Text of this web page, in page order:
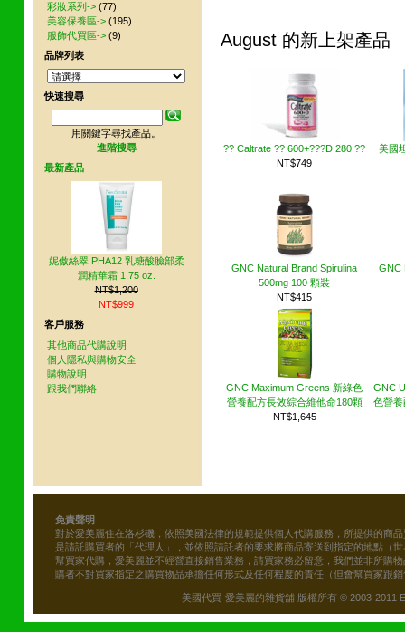
August 的新上架產品
?? Caltrate ?? 600+???D 280 ??
NT$749
美國
GNC Natural Brand Spirulina
500mg 100 顆裝
NT$415
GNC
GNC Maximum Greens 新綠色
營養配方長效綜合維他命180顆
NT$1,645
GNC
色營
彩妝系列-> (77)
美容保養區-> (195)
服飾代買區-> (9)
品牌列表
快速搜尋
用關鍵字尋找產品。
進階搜尋
最新產品
妮傲絲翠 PHA12 乳糖酸臉部柔
潤精華霜 1.75 oz.
NT$1,200
NT$999
客戶服務
其他商品代購說明
個人隱私與購物安全
購物說明
跟我們聯絡
免責聲明
對於愛美麗住在洛杉磯，依照美國法律的規範提供個人代購服務，所提供的商
是請託購買者的「代理人」，並依照請託者的要求將商品寄送到指定的地點（
幫買家代購，愛美麗並不經營直接銷售業務，請買家務必留意，我們並非所購
購者不對買家指定之購買物品承擔任何形式及任何程度的責任（但會幫買家跟
美國代買-愛美麗的雜貨舖 版權所有 © 2003-2011